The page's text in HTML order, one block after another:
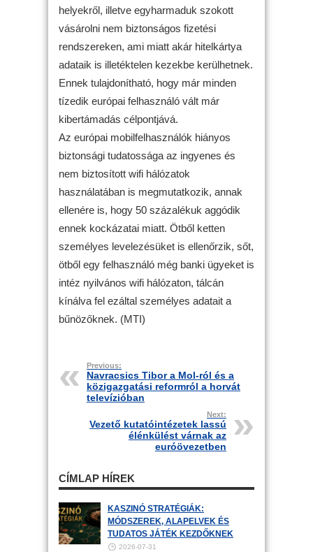
helyekről, illetve egyharmaduk szokott
vásárolni nem biztonságos fizetési
rendszereken, ami miatt akár hitelkártya
adataik is illetéktelen kezekbe kerülhetnek.
Ennek tulajdonítható, hogy már minden
tízedik európai felhasználó vált már
kibertámadás célpontjává.
Az európai mobilfelhasználók hiányos
biztonsági tudatossága az ingyenes és
nem biztosított wifi hálózatok
használatában is megmutatkozik, annak
ellenére is, hogy 50 százalékuk aggódik
ennek kockázatai miatt. Ötből ketten
személyes levelezésüket is ellenőrzik, sőt,
ötből egy felhasználó még banki ügyeket is
intéz nyilvános wifi hálózaton, tálcán
kínálva fel ezáltal személyes adatait a
bűnözőknek. (MTI)
Previous:
Navracsics Tibor a Mol-ról és a
közigazgatási reformról a horvát
televízióban
Next:
Vezető kutatóintézetek lassú
élénkülést várnak az
euróövezetben
CÍMLAP HÍREK
KASZINÓ STRATÉGIÁK:
MÓDSZEREK, ALAPELVEK ÉS
TUDATOS JÁTÉK KEZDŐKNEK
2026-07-31